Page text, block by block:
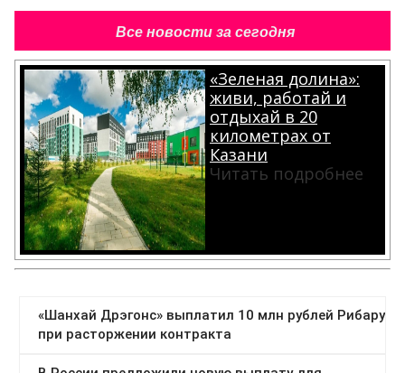
Все новости за сегодня
«Зеленая долина»:
живи, работай и
отдыхай в 20
километрах от
Казани
Читать подробнее